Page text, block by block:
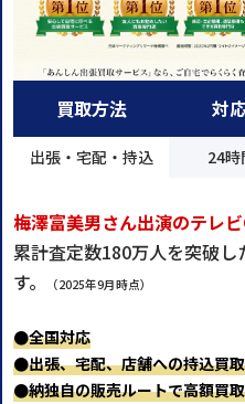
買取方法
出張・宅配・持込
対
24
梅澤富美男さん出演のテレ
累計査定数180万人を突破
す。
（2025年9月時点）
●全国対応
●出張、宅配、店舗への持込買
●納独自の販売ルートで高額買